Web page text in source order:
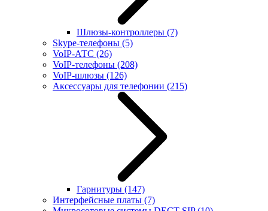
Шлюзы-контроллеры (7)
Skype-телефоны (5)
VoIP-АТС (26)
VoIP-телефоны (208)
VoIP-шлюзы (126)
Аксессуары для телефонии (215)
Гарнитуры (147)
Интерфейсные платы (7)